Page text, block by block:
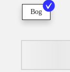
Bog